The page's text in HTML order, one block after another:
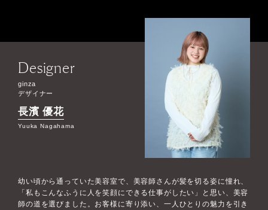
Designer
ginza
デザイナー
長濱 優花
Yuuka Nagahama
幼い頃から通っていた美容室で、美容師さんが髪を切る姿に憧れ、
「私もこんなふうに人を笑顔にできる仕事がしたい」と思い、美容
師の道を選びました。お客様に寄り添い、一人ひとりの魅力を引き